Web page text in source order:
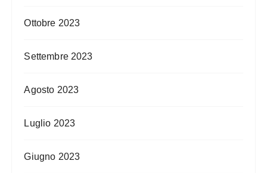
Ottobre 2023
Settembre 2023
Agosto 2023
Luglio 2023
Giugno 2023